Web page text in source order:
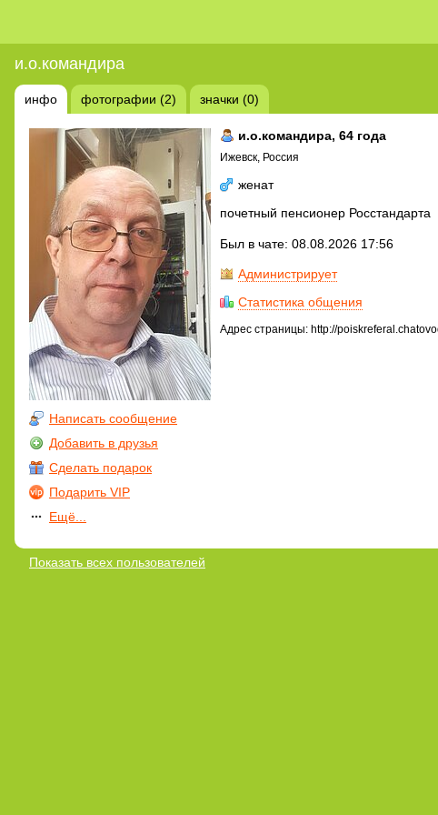
и.о.командира
инфо фотографии (2) значки (0)
Написать сообщение
Добавить в друзья
Сделать подарок
Подарить VIP
Ещё...
и.о.командира, 64 года
Ижевск, Россия
женат
почетный пенсионер Росстандарта
Был в чате: 08.08.2026 17:56
Администрирует
Статистика общения
Адрес страницы: http://
Показать всех пользователей